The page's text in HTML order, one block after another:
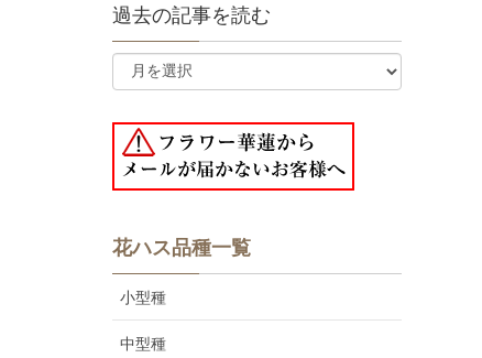
過去の記事を読む
花ハス品種一覧
小型種
中型種